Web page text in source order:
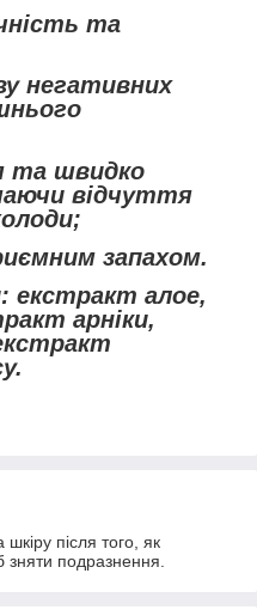
та
негативних
та швидко
відчуття
запахом.
екстракт алое,
арніки,
після того, як
зняти подразнення.